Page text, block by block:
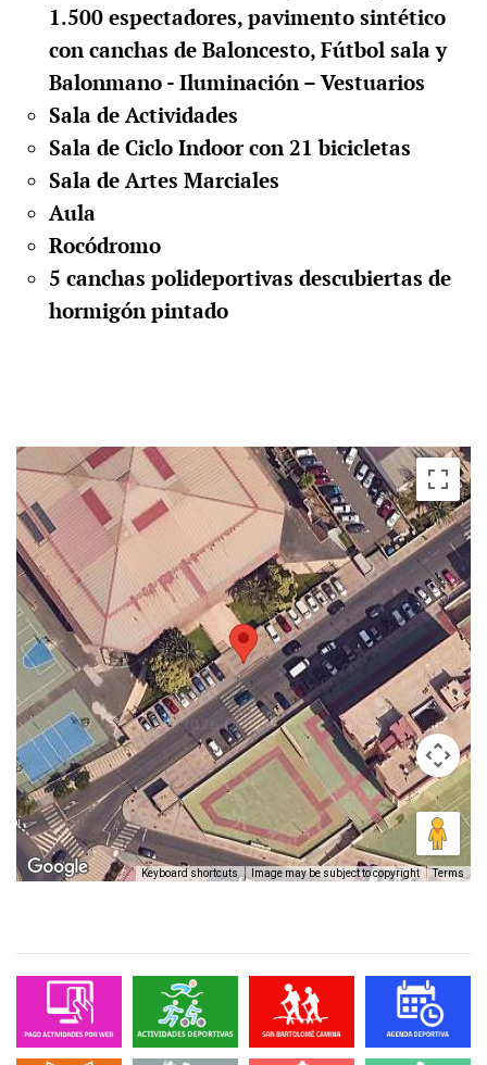
1.500 espectadores, pavimento sintético
con canchas de Baloncesto, Fútbol sala y
Balonmano - Iluminación – Vestuarios
Sala de Actividades
Sala de Ciclo Indoor con 21 bicicletas
Sala de Artes Marciales
Aula
Rocódromo
5 canchas polideportivas descubiertas de
hormigón pintado
Keyboard shortcuts Image may be subject to copyright Terms